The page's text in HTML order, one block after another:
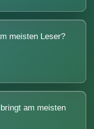
meisten Leser?
am meisten